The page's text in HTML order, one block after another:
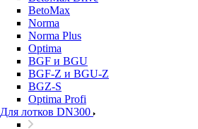
BetoMax
Norma
Norma Plus
Optima
BGF и BGU
BGF-Z и BGU-Z
BGZ-S
Optima Profi
Для лотков DN300